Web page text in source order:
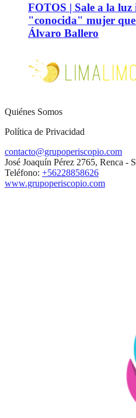
FOTOS | Sale a la
"conocida" mujer que
Álvaro Ballero
Quiénes Somos
Política de Privacidad
contacto@grupoperiscopio.com
José Joaquín Pérez 2765, Renca -
Teléfono: +56228858626
www.grupoperiscopio.com